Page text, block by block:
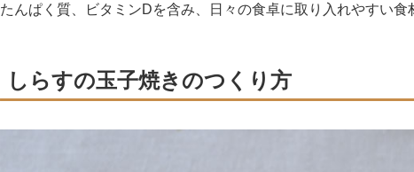
たんぱく質、ビタミンDを含み、日々の食卓に取り入れやすい食
しらすの玉子焼きのつくり方